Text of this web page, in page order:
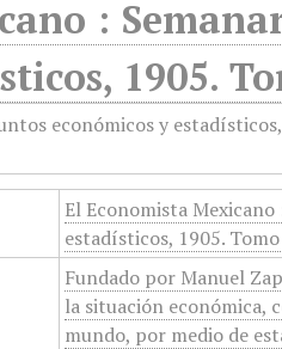
:
1905.
El Economista
estadísticos, 1905.
Fundado por Manuel
la situación económica,
mundo, por medio de